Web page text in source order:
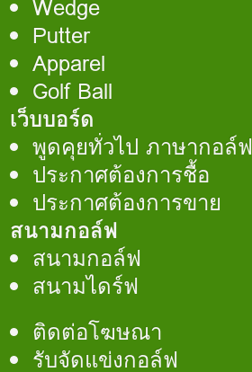
Wedge
Putter
Apparel
Golf Ball
เว็บบอร์ด
พูดคุยทั่วไป ภาษากอล์ฟ
ประกาศต้องการชื้อ
ประกาศต้องการขาย
สนามกอล์ฟ
สนามกอล์ฟ
สนามไดร์ฟ
ติดต่อโฆษณา
รับจัดแข่งกอล์ฟ